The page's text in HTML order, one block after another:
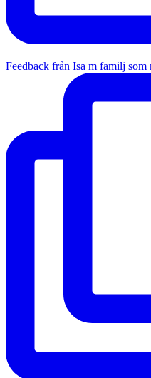
Feedback från Isa m familj som